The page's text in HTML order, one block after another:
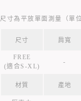
尺寸為平放單面測量（單
尺寸 肩寬
FREE
(適合S-XL)
-
材質 產地